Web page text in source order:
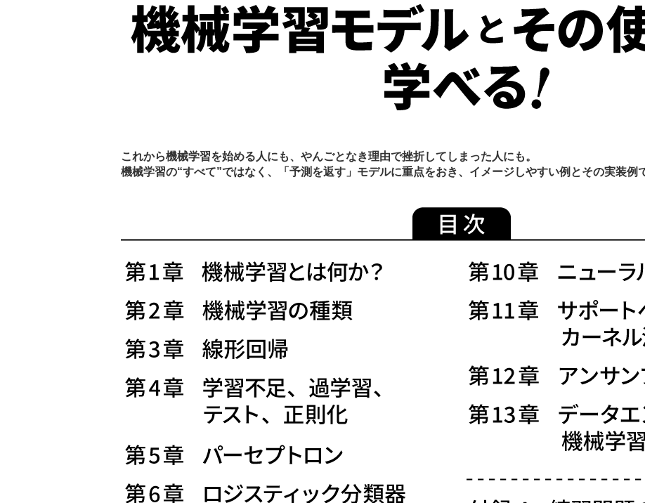
これから機械学習を始める人にも、やんごとなき理由で挫折してしまった人にも。
機械学習の“すべて”ではなく、「予測を返す」モデルに重点をおき、イメージしやすい例とその実装例